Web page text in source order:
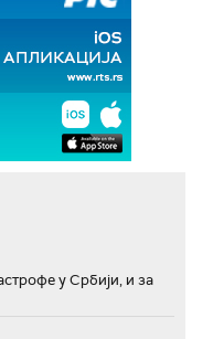
у Србији, и за